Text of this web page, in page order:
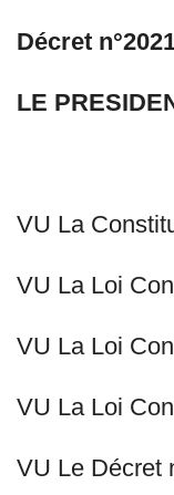
Décret
LE
VU La
VU La Loi
VU La Loi
VU La Loi
VU Le Décret